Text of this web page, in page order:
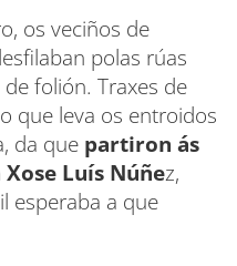
os veciños de
polas rúas
folión. Traxes de
que leva os entroidos
da que partiron ás
Luís Núñez,
esperaba a que